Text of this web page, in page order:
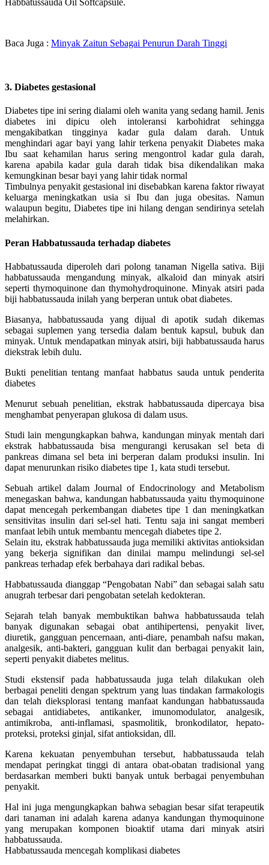
Habbatussauda Oil Softcapsule.
Baca Juga : Minyak Zaitun Sebagai Penurun Darah Tinggi
3. Diabetes gestasional
Diabetes tipe ini sering dialami oleh wanita yang sedang hamil. Jenis
diabetes ini dipicu oleh intoleransi karbohidrat sehingga
mengakibatkan tingginya kadar gula dalam darah. Untuk
menghindari agar bayi yang lahir terkena penyakit Diabetes maka
Ibu saat kehamilan harus sering mengontrol kadar gula darah,
karena apabila kadar gula darah tidak bisa dikendalikan maka
kemungkinan besar bayi yang lahir tidak normal
Timbulnya penyakit gestasional ini disebabkan karena faktor riwayat
keluarga meningkatkan usia si Ibu dan juga obesitas. Namun
walaupun begitu, Diabetes tipe ini hilang dengan sendirinya setelah
melahirkan.
Peran Habbatussauda terhadap diabetes
Habbatussauda diperoleh dari polong tanaman Nigella sativa. Biji
habbatussauda mengandung minyak, alkaloid dan minyak atsiri
seperti thymoquinone dan thymohydroquinone. Minyak atsiri pada
biji habbatussauda inilah yang berperan untuk obat diabetes.
Biasanya, habbatussauda yang dijual di apotik sudah dikemas
sebagai suplemen yang tersedia dalam bentuk kapsul, bubuk dan
minyak. Untuk mendapatkan minyak atsiri, biji habbatussauda harus
diekstrak lebih dulu.
Bukti penelitian tentang manfaat habbatus sauda untuk penderita
diabetes
Menurut sebuah penelitian, ekstrak habbatussauda dipercaya bisa
menghambat penyerapan glukosa di dalam usus.
Studi lain mengungkapkan bahwa, kandungan minyak mentah dari
ekstrak habbatussauda bisa mengurangi kerusakan sel beta di
pankreas dimana sel beta ini berperan dalam produksi insulin. Ini
dapat menurunkan risiko diabetes tipe 1, kata studi tersebut.
Sebuah artikel dalam Journal of Endocrinology and Metabolism
menegaskan bahwa, kandungan habbatussauda yaitu thymoquinone
dapat mencegah perkembangan diabetes tipe 1 dan meningkatkan
sensitivitas insulin dari sel-sel hati. Tentu saja ini sangat memberi
manfaat lebih untuk membantu mencegah diabetes tipe 2.
Selain itu, ekstrak habbatussauda juga memiliki aktivitas antioksidan
yang bekerja signifikan dan dinilai mampu melindungi sel-sel
pankreas terhadap efek berbahaya dari radikal bebas.
Habbatussauda dianggap “Pengobatan Nabi” dan sebagai salah satu
anugrah terbesar dari pengobatan setelah kedokteran.
Sejarah telah banyak membuktikan bahwa habbatussauda telah
banyak digunakan sebagai obat antihipertensi, penyakit liver,
diuretik, gangguan pencernaan, anti-diare, penambah nafsu makan,
analgesik, anti-bakteri, gangguan kulit dan berbagai penyakit lain,
seperti penyakit diabetes melitus.
Studi ekstensif pada habbatussauda juga telah dilakukan oleh
berbagai peneliti dengan spektrum yang luas tindakan farmakologis
dan telah dieksplorasi tentang manfaat kandungan habbatussauda
sebagai antidiabetes, antikanker, imunomodulator, analgesik,
antimikroba, anti-inflamasi, spasmolitik, bronkodilator, hepato-
proteksi, proteksi ginjal, sifat antioksidan, dll.
Karena kekuatan penyembuhan tersebut, habbatussauda telah
mendapat peringkat tinggi di antara obat-obatan tradisional yang
berdasarkan memberi bukti banyak untuk berbagai penyembuhan
penyakit.
Hal ini juga mengungkapkan bahwa sebagian besar sifat terapeutik
dari tanaman ini adalah karena adanya kandungan thymoquinone
yang merupakan komponen bioaktif utama dari minyak atsiri
habbatussauda.
Habbatussauda mencegah komplikasi diabetes